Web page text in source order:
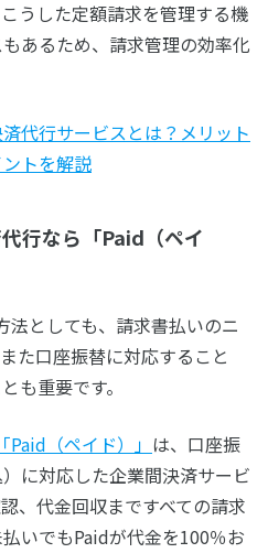
うした定額請求を管理する機
あるため、請求管理の効率化
代行サービスとは？メリット
トを解説
行なら「Paid（ペイ
としても、請求書払いのニ
た口座振替に対応すること
も重要です。
（ペイド）」 は、口座振
に対応した企業間決済サービ
、代金回収まですべての請求
いでもPaidが代金を100％お